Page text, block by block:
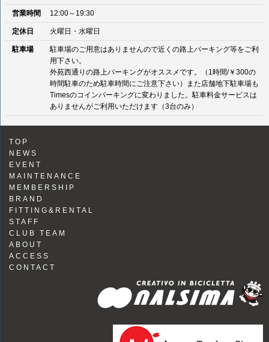
営業時間 12:00～19:30
定休日 火曜日・水曜日
駐車場
駐車場のご用意はありませんので近くの路上パーキング等をご利
用下さい。
外苑西通りの路上パーキングがオススメです。（1時間/￥300の
時間駐車のため駐車時間にご注意下さい）また店舗地下駐車場も
Timesのコインパーキングに変わりました。駐車料金サービスは
ありませんがご利用いただけます（3台のみ）
TOP
NEWS
EVENT
MAINTENANCE
MEMBERSHIP
BRAND
FITTING&RENTAL
STAFF
CLUB TEAM
ABOUT
ACCESS
CONTACT